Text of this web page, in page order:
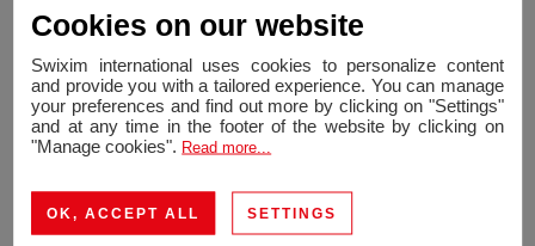
Exklusives Angebot
Cookies on our website
Swixim international uses cookies to personalize content
and provide you with a tailored experience. You can manage
your preferences and find out more by clicking on "Settings"
and at any time in the footer of the website by clicking on
"Manage cookies". Read more...
OK, ACCEPT ALL SETTINGS